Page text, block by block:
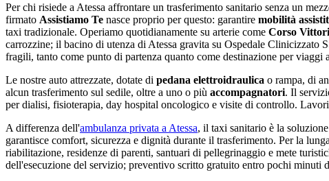
Per chi risiede a Atessa affrontare un trasferimento sanitario senza un
firmato Assistiamo Te nasce proprio per questo: garantire mobilità
taxi tradizionale. Operiamo quotidianamente su arterie come Corso
carrozzine; il bacino di utenza di Atessa gravita su Ospedale Clinicizzato
fragili, tanto come punto di partenza quanto come destinazione per viaggi
Le nostre auto attrezzate, dotate di pedana elettroidraulica o rampa, di
alcun trasferimento sul sedile, oltre a uno o più accompagnatori. Il
per dialisi, fisioterapia, day hospital oncologico e visite di controllo.
A differenza dell'ambulanza privata a Atessa, il taxi sanitario è la
garantisce comfort, sicurezza e dignità durante il trasferimento. Per la
riabilitazione, residenze di parenti, santuari di pellegrinaggio e mete
dell'esecuzione del servizio; preventivo scritto gratuito entro pochi minuti